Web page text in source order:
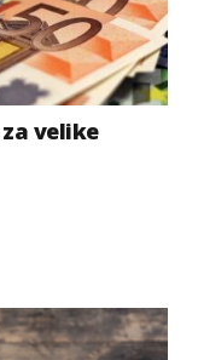
velike
velika
nuklearni